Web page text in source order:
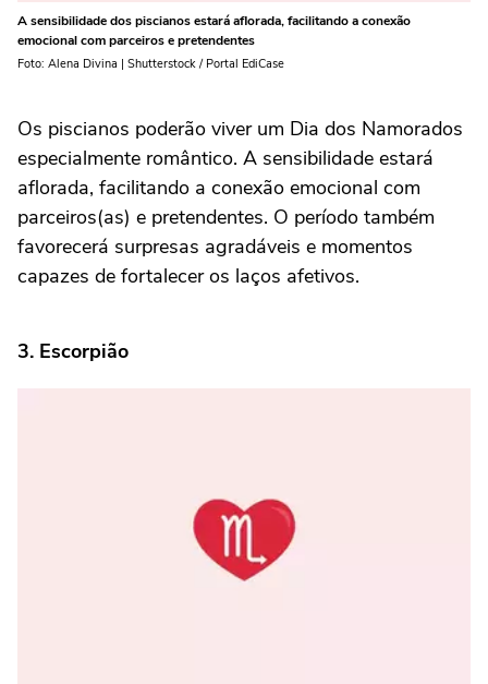
A sensibilidade dos piscianos estará aflorada, facilitando a conexão
emocional com parceiros e pretendentes
Foto: Alena Divina | Shutterstock / Portal EdiCase
Os piscianos poderão viver um Dia dos Namorados
especialmente romântico. A sensibilidade estará
aflorada, facilitando a conexão emocional com
parceiros(as) e pretendentes. O período também
favorecerá surpresas agradáveis e momentos
capazes de fortalecer os laços afetivos.
3. Escorpião